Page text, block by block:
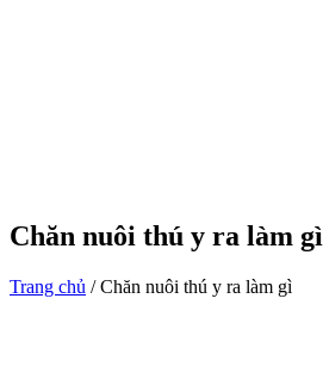
Chăn nuôi thú y ra làm gì
Trang chủ /Chăn nuôi thú y ra làm gì